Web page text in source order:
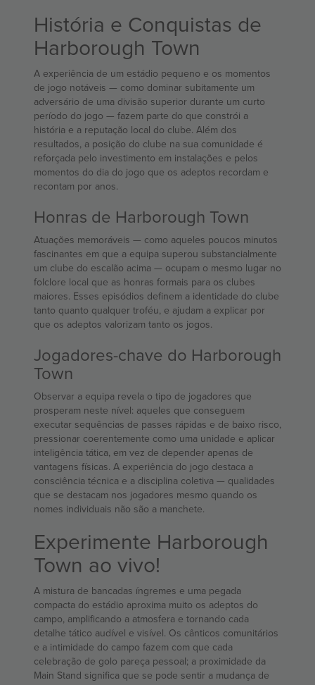
História e Conquistas de
Harborough Town
A experiência de um estádio pequeno e os momentos
de jogo notáveis — como dominar subitamente um
adversário de uma divisão superior durante um curto
período do jogo — fazem parte do que constrói a
história e a reputação local do clube. Além dos
resultados, a posição do clube na sua comunidade é
reforçada pelo investimento em instalações e pelos
momentos do dia do jogo que os adeptos recordam e
recontam por anos.
Honras de Harborough Town
Atuações memoráveis — como aqueles poucos minutos
fascinantes em que a equipa superou substancialmente
um clube do escalão acima — ocupam o mesmo lugar no
folclore local que as honras formais para os clubes
maiores. Esses episódios definem a identidade do clube
tanto quanto qualquer troféu, e ajudam a explicar por
que os adeptos valorizam tanto os jogos.
Jogadores-chave do Harborough
Town
Observar a equipa revela o tipo de jogadores que
prosperam neste nível: aqueles que conseguem
executar sequências de passes rápidas e de baixo risco,
pressionar coerentemente como uma unidade e aplicar
inteligência tática, em vez de depender apenas de
vantagens físicas. A experiência do jogo destaca a
consciência técnica e a disciplina coletiva — qualidades
que se destacam nos jogadores mesmo quando os
nomes individuais não são a manchete.
Experimente Harborough
Town ao vivo!
A mistura de bancadas íngremes e uma pegada
compacta do estádio aproxima muito os adeptos do
campo, amplificando a atmosfera e tornando cada
detalhe tático audível e visível. Os cânticos comunitários
e a intimidade do campo fazem com que cada
celebração de golo pareça pessoal; a proximidade da
Main Stand significa que se pode sentir a mudança de